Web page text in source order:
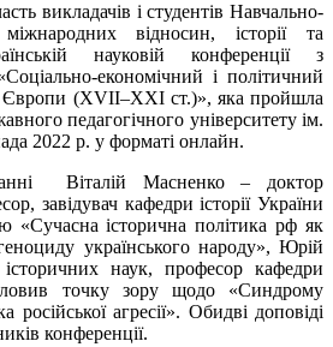
викладачів і студентів Навчально-
відносин, історії та
науковій конференції з
економічний і політичний
Європи (ХVІІ–ХХІ ст.)», яка пройшла
педагогічного університету ім.
2022 р. у форматі онлайн.
Віталій Масненко – доктор
завідувач кафедри історії України
«Сучасна історична політика рф як
геноциду українського народу», Юрій
наук, професор кафедри
точку зору щодо «Синдрому
агресії». Обидві доповіді
конференції.